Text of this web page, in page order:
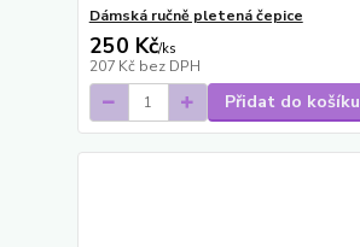
Dámská ručně pletená čepice
250 Kč/ks
207 Kč bez DPH
Přidat do košíku